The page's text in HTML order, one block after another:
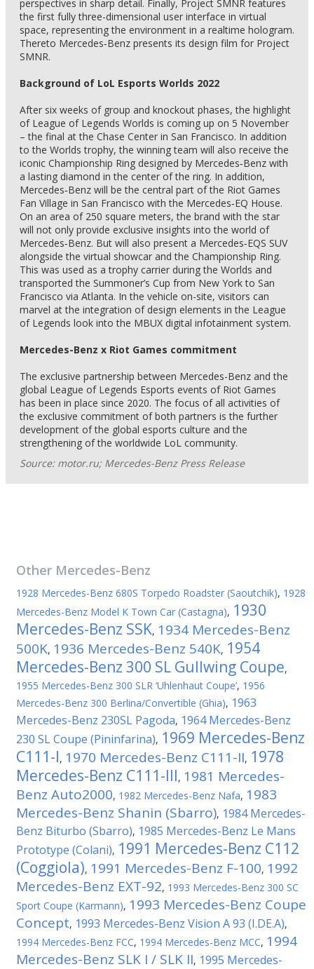
perspectives in sharp detail. Finally, Project SMNR features
the first fully three-dimensional user interface in virtual
space, representing the environment in a realtime hologram.
Thereto Mercedes‑Benz presents its design film for Project
SMNR.
Background of LoL Esports Worlds 2022
After six weeks of group and knockout phases, the highlight
of League of Legends Worlds is coming up on 5 November
– the final at the Chase Center in San Francisco. In addition
to the Worlds trophy, the winning team will also receive the
iconic Championship Ring designed by Mercedes‑Benz with
a lasting diamond in the center of the ring. In addition,
Mercedes‑Benz will be the central part of the Riot Games
Fan Village in San Francisco with the Mercedes‑EQ House.
On an area of 250 square meters, the brand with the star
will not only provide exclusive insights into the world of
Mercedes‑Benz. But will also present a Mercedes‑EQS SUV
alongside the virtual showcar and the Championship Ring.
This was used as a trophy carrier during the Worlds and
transported the Summoner’s Cup from New York to San
Francisco via Atlanta. In the vehicle on-site, visitors can
marvel at the integration of design elements in the League
of Legends look into the MBUX digital infotainment system.
Mercedes-Benz x Riot Games commitment
The exclusive partnership between Mercedes-Benz and the
global League of Legends Esports events of Riot Games
has been in place since 2020. The focus of all activities of
the exclusive commitment of both partners is the further
development of the global esports culture and the
strengthening of the worldwide LoL community.
Source: motor.ru; Mercedes-Benz Press Release
Other Mercedes-Benz
1928 Mercedes-Benz 680S Torpedo Roadster (Saoutchik), 1928
Mercedes-Benz Model K Town Car (Castagna), 1930
Mercedes-Benz SSK, 1934 Mercedes-Benz
500K, 1936 Mercedes-Benz 540K, 1954
Mercedes-Benz 300 SL Gullwing Coupe,
1955 Mercedes-Benz 300 SLR ‘Uhlenhaut Coupe’, 1956
Mercedes-Benz 300 Berlina/Convertible (Ghia), 1963
Mercedes-Benz 230SL Pagoda, 1964 Mercedes-Benz
230 SL Coupe (Pininfarina), 1969 Mercedes-Benz
C111-I, 1970 Mercedes-Benz C111-II, 1978
Mercedes-Benz C111-III, 1981 Mercedes-
Benz Auto2000, 1982 Mercedes-Benz Nafa, 1983
Mercedes-Benz Shanin (Sbarro), 1984 Mercedes-
Benz Biturbo (Sbarro), 1985 Mercedes-Benz Le Mans
Prototype (Colani), 1991 Mercedes-Benz C112
(Coggiola), 1991 Mercedes-Benz F-100, 1992
Mercedes-Benz EXT-92, 1993 Mercedes-Benz 300 SC
Sport Coupe (Karmann), 1993 Mercedes-Benz Coupe
Concept, 1993 Mercedes-Benz Vision A 93 (I.DE.A),
1994 Mercedes-Benz FCC, 1994 Mercedes-Benz MCC, 1994
Mercedes-Benz SLK I / SLK II, 1995 Mercedes-